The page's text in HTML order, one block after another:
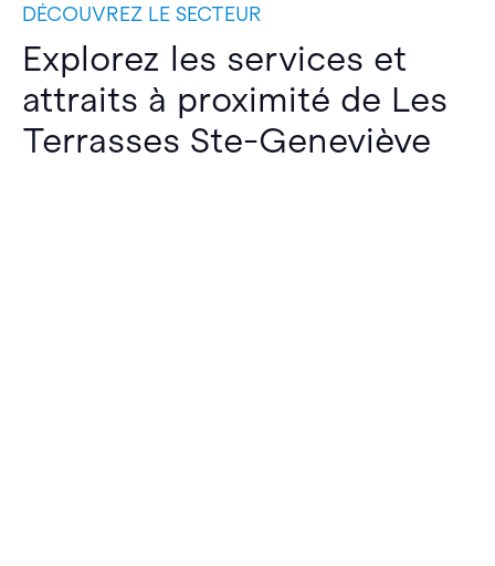
DÉCOUVREZ LE SECTEUR
Explorez les services et
attraits à proximité de Les
Terrasses Ste-Geneviève